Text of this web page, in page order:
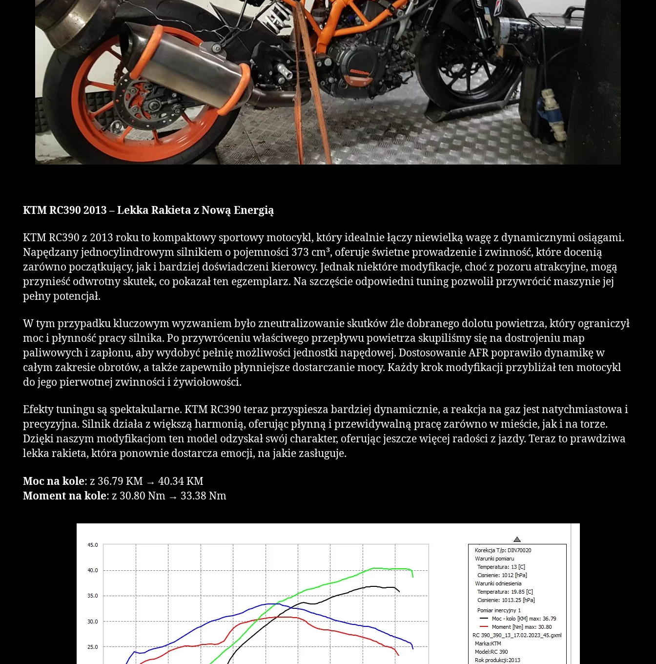
KTM RC390 2013 – Lekka Rakieta z Nową Energią
KTM RC390 z 2013 roku to kompaktowy sportowy motocykl, który idealnie łączy niewielką wagę z dynamicznymi osiągami.
Napędzany jednocylindrowym silnikiem o pojemności 373 cm³, oferuje świetne prowadzenie i zwinność, które docenią
zarówno początkujący, jak i bardziej doświadczeni kierowcy. Jednak niektóre modyfikacje, choć z pozoru atrakcyjne, mogą
przynieść odwrotny skutek, co pokazał ten egzemplarz. Na szczęście odpowiedni tuning pozwolił przywrócić maszynie jej
pełny potencjał.
W tym przypadku kluczowym wyzwaniem było zneutralizowanie skutków źle dobranego dolotu powietrza, który ograniczył
moc i płynność pracy silnika. Po przywróceniu właściwego przepływu powietrza skupiliśmy się na dostrojeniu map
paliwowych i zapłonu, aby wydobyć pełnię możliwości jednostki napędowej. Dostosowanie AFR poprawiło dynamikę w
całym zakresie obrotów, a także zapewniło płynniejsze dostarczanie mocy. Każdy krok modyfikacji przybliżał ten motocykl
do jego pierwotnej zwinności i żywiołowości.
Efekty tuningu są spektakularne. KTM RC390 teraz przyspiesza bardziej dynamicznie, a reakcja na gaz jest natychmiastowa i
precyzyjna. Silnik działa z większą harmonią, oferując płynną i przewidywalną pracę zarówno w mieście, jak i na torze.
Dzięki naszym modyfikacjom ten model odzyskał swój charakter, oferując jeszcze więcej radości z jazdy. Teraz to prawdziwa
lekka rakieta, która ponownie dostarcza emocji, na jakie zasługuje.
Moc na kole: z 36.79 KM → 40.34 KM
Moment na kole: z 30.80 Nm → 33.38 Nm